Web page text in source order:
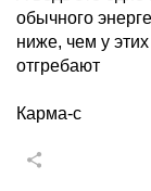
обычного
ниже, чем у
отгребают
Карма-с